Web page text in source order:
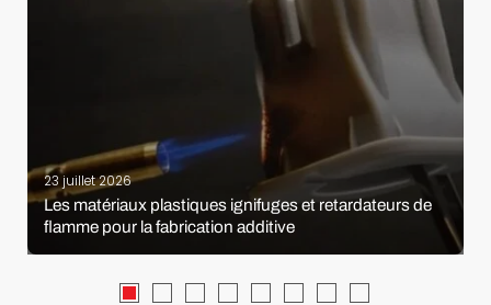
23 juillet 2026
Les matériaux plastiques ignifuges et retardateurs de
flamme pour la fabrication additive